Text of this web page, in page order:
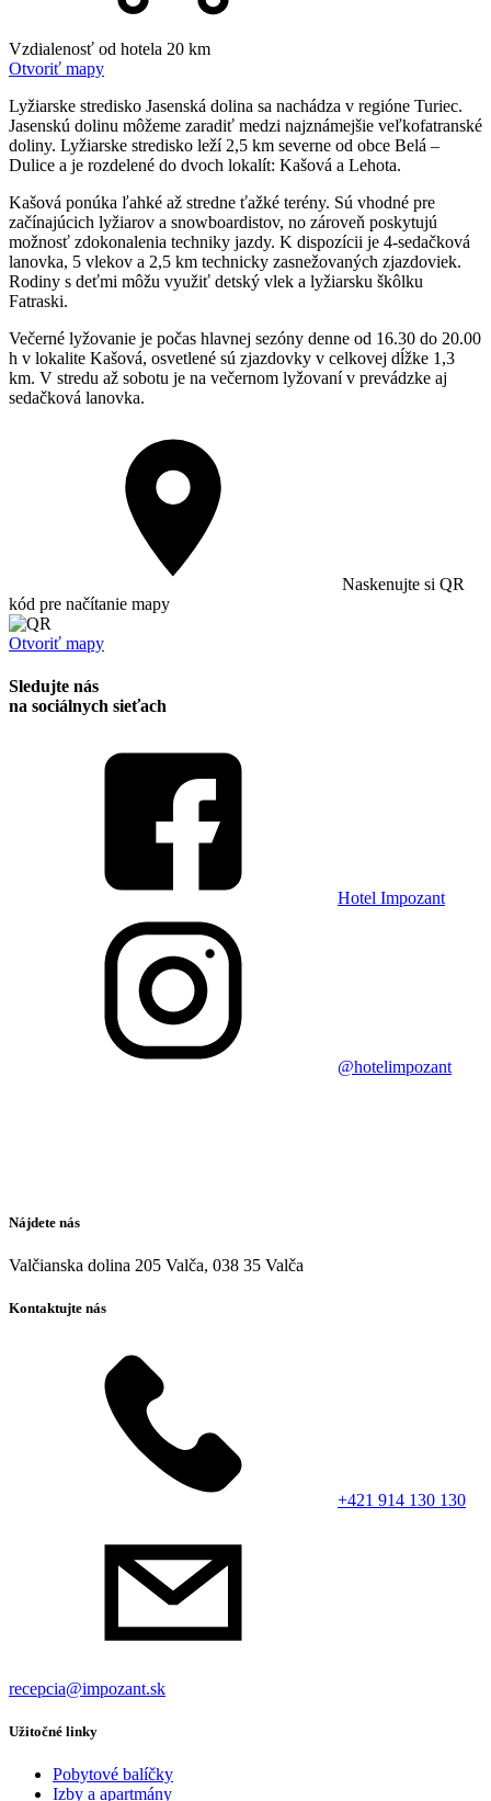
Vzdialenosť od hotela 20 km
Otvoriť mapy
Lyžiarske stredisko Jasenská dolina sa nachádza v regióne Turiec.
Jasenskú dolinu môžeme zaradiť medzi najznámejšie veľkofatranské
doliny. Lyžiarske stredisko leží 2,5 km severne od obce Belá –
Dulice a je rozdelené do dvoch lokalít: Kašová a Lehota.
Kašová ponúka ľahké až stredne ťažké terény. Sú vhodné pre
začínajúcich lyžiarov a snowboardistov, no zároveň poskytujú
možnosť zdokonalenia techniky jazdy. K dispozícii je 4-sedačková
lanovka, 5 vlekov a 2,5 km technicky zasnežovaných zjazdoviek.
Rodiny s deťmi môžu využiť detský vlek a lyžiarsku škôlku
Fatraski.
Večerné lyžovanie je počas hlavnej sezóny denne od 16.30 do 20.00
h v lokalite Kašová, osvetlené sú zjazdovky v celkovej dĺžke 1,3
km. V stredu až sobotu je na večernom lyžovaní v prevádzke aj
sedačková lanovka.
Naskenujte si QR
kód pre načítanie mapy
Otvoriť mapy
Sledujte nás
na sociálnych sieťach
Hotel Impozant
@hotelimpozant
Nájdete nás
Valčianska dolina 205 Valča, 038 35 Valča
Kontaktujte nás
+421 914 130 130
recepcia@impozant.sk
Užitočné linky
Pobytové balíčky
Izby a apartmány